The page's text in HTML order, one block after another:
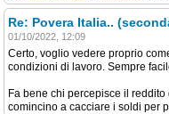
Re: Povera Italia..
01/10/2022, 12:09
Certo, voglio vedere proprio
condizioni di lavoro. Sempre
Fa bene chi percepisce il
comincino a cacciare i soldi per